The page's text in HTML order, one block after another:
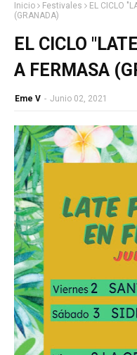
Inicio Festivales
EL CICLO
(GRANADA)
EL CICLO
A FERMASA
Eme V - Junio 02, 2021